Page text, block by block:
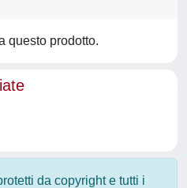
questo prodotto.
da copyright e tutti i